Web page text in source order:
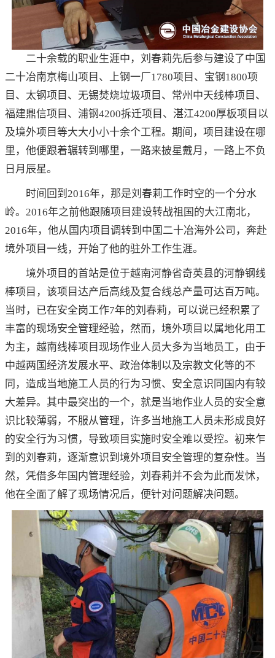
二十余载的职业生涯中，刘春莉先后参与建设了中国
二十冶南京梅山项目、上钢一厂1780项目、宝钢1800项
目、太钢项目、无锡焚烧垃圾项目、常州中天线棒项目、
福建鼎信项目、浦钢4200拆迁项目、湛江4200厚板项目以
及境外项目等大大小小十余个工程。期间，项目建设在哪
里，他便跟着辗转到哪里，一路来披星戴月，一路上不负
日月辰星。
时间回到2016年，那是刘春莉工作时空的一个分水
岭。2016年之前他跟随项目建设转战祖国的大江南北，
2016年，他从国内项目调转到中国二十冶海外公司，奔赴
境外项目一线，开始了他的驻外工作生涯。
境外项目的首站是位于越南河静省奇英县的河静钢线
棒项目，该项目达产后高线及复合线总产量可达百万吨。
当时，已在安全岗工作7年的刘春莉，可以说已经积累了
丰富的现场安全管理经验，然而，境外项目以属地化用工
为主，越南线棒项目现场作业人员大多为当地员工，由于
中越两国经济发展水平、政治体制以及宗教文化等的不
同，造成当地施工人员的行为习惯、安全意识同国内有较
大差异。其中最突出的一个，就是当地作业人员的安全意
识比较薄弱，不服从管理，许多当地施工人员未形成良好
的安全行为习惯，导致项目实施时安全难以受控。初来乍
到的刘春莉，逐渐意识到境外项目安全管理的复杂性。当
然，凭借多年国内管理经验，刘春莉并不会为此而发怵，
他在全面了解了现场情况后，便针对问题解决问题。